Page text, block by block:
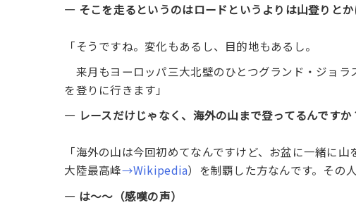
― そこを走るというのはロードというよりは山登りとか
「そうですね。変化もあるし、目的地もあるし。
来月もヨーロッパ三大北壁のひとつグランド・ジョラ
を登りに行きます」
― レースだけじゃなく、海外の山まで登ってるんですか
「海外の山は今回初めてなんですけど、お盆に一緒に
大陸最高峰→Wikipedia）を制覇した方なんです。その
― は〜〜（感嘆の声）